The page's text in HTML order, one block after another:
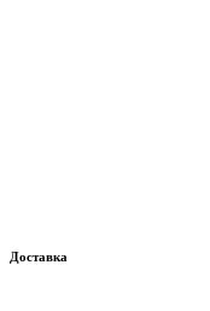
Доставка